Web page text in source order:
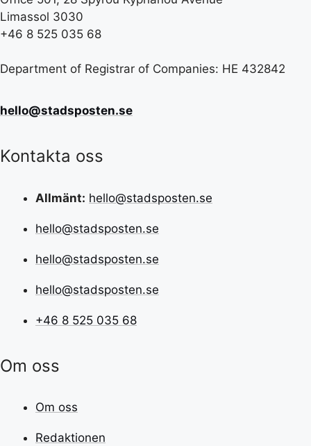
Limassol 3030
+46 8 525 035 68
Department of Registrar of Companies: HE 432842
hello@stadsposten.se
Kontakta oss
Allmänt: hello@stadsposten.se
hello@stadsposten.se
hello@stadsposten.se
hello@stadsposten.se
+46 8 525 035 68
Om oss
Om oss
Redaktionen